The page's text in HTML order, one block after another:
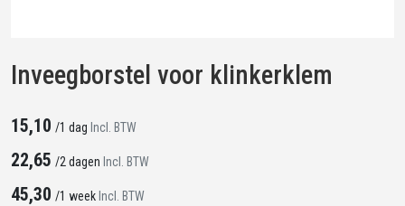
Inveegborstel voor klinkerklem
15,10 /1 dag Incl. BTW
22,65 /2 dagen Incl. BTW
45,30 /1 week Incl. BTW